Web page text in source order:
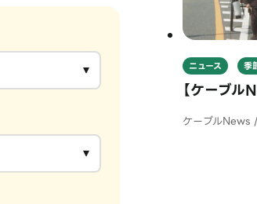
ニュース 季
【ケーブル
ケーブルNews